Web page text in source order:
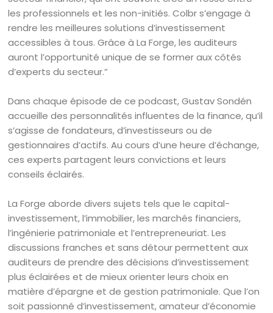
les professionnels et les non-initiés. Colbr s’engage à
rendre les meilleures solutions d’investissement
accessibles à tous. Grâce à La Forge, les auditeurs
auront l’opportunité unique de se former aux côtés
d’experts du secteur.”
Dans chaque épisode de ce podcast, Gustav Sondén
accueille des personnalités influentes de la finance, qu’il
s’agisse de fondateurs, d’investisseurs ou de
gestionnaires d’actifs. Au cours d’une heure d’échange,
ces experts partagent leurs convictions et leurs
conseils éclairés.
La Forge aborde divers sujets tels que le capital-
investissement, l’immobilier, les marchés financiers,
l’ingénierie patrimoniale et l’entrepreneuriat. Les
discussions franches et sans détour permettent aux
auditeurs de prendre des décisions d’investissement
plus éclairées et de mieux orienter leurs choix en
matière d’épargne et de gestion patrimoniale. Que l’on
soit passionné d’investissement, amateur d’économie